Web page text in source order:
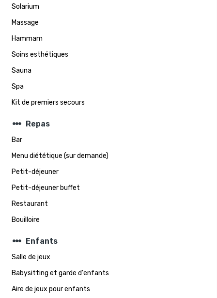
Solarium
Massage
Hammam
Soins esthétiques
Sauna
Spa
Kit de premiers secours
steppers Repas
Bar
Menu diététique (sur demande)
Petit-déjeuner
Petit-déjeuner buffet
Restaurant
Bouilloire
steppers Enfants
Salle de jeux
Babysitting et garde d'enfants
Aire de jeux pour enfants